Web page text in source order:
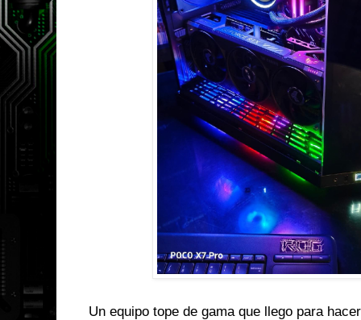
Un equipo tope de gama que llego para